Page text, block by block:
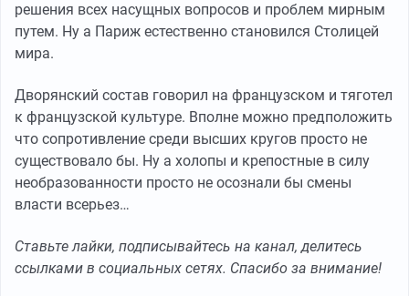
решения всех насущных вопросов и проблем мирным
путем. Ну а Париж естественно становился Столицей
мира.
Дворянский состав говорил на французском и тяготел
к французской культуре. Вполне можно предположить
что сопротивление среди высших кругов просто не
существовало бы. Ну а холопы и крепостные в силу
необразованности просто не осознали бы смены
власти всерьез…
Ставьте лайки, подписывайтесь на канал, делитесь
ссылками в социальных сетях. Спасибо за внимание!